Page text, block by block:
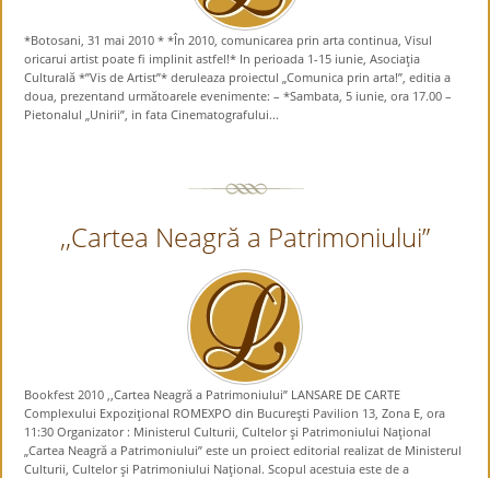
*Botosani, 31 mai 2010 * *În 2010, comunicarea prin arta continua, Visul
oricarui artist poate fi implinit astfel!* In perioada 1-15 iunie, Asociaţia
Culturală *”Vis de Artist”* deruleaza proiectul „Comunica prin arta!”, editia a
doua, prezentand următoarele evenimente: – *Sambata, 5 iunie, ora 17.00 –
Pietonalul „Unirii”, in fata Cinematografului...
,,Cartea Neagră a Patrimoniului”
Bookfest 2010 ,,Cartea Neagră a Patrimoniului” LANSARE DE CARTE
Complexului Expoziţional ROMEXPO din Bucureşti Pavilion 13, Zona E, ora
11:30 Organizator : Ministerul Culturii, Cultelor şi Patrimoniului Naţional
„Cartea Neagră a Patrimoniului” este un proiect editorial realizat de Ministerul
Culturii, Cultelor şi Patrimoniului Naţional. Scopul acestuia este de a